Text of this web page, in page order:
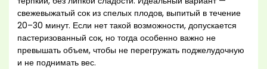
свежевыжатый сок из спелых плодов, выпитый в течение
20–30 минут. Если нет такой возможности, допускается
пастеризованный сок, но тогда особенно важно не
превышать объем, чтобы не перегружать поджелудочную
и не поднимать вес.